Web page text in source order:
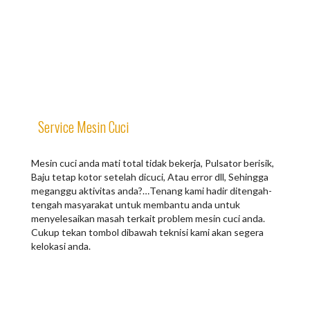
Service Mesin Cuci
Mesin cuci anda mati total tidak bekerja, Pulsator berisik,
Baju tetap kotor setelah dicuci, Atau error dll, Sehingga
meganggu aktivitas anda?…Tenang kami hadir ditengah-
tengah masyarakat untuk membantu anda untuk
menyelesaikan masah terkait problem mesin cuci anda.
Cukup tekan tombol dibawah teknisi kami akan segera
kelokasi anda.